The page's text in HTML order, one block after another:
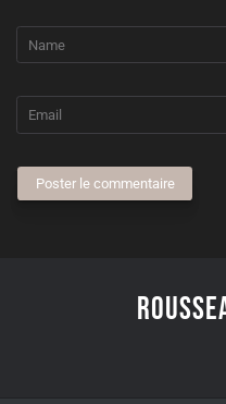
Poster le commentaire